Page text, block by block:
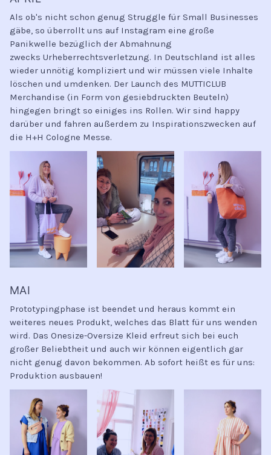
Als ob's nicht schon genug Struggle für Small Businesses
gäbe, so überrollt uns auf Instagram eine große
Panikwelle bezüglich der Abmahnung
zwecks Urheberrechtsverletzung. In Deutschland ist alles
wieder unnötig kompliziert und wir müssen viele Inhalte
löschen und umdenken. Der Launch des MUTTICLUB
Merchandise (in Form von gesiebdruckten Beuteln)
hingegen bringt so einiges ins Rollen. Wir sind happy
darüber und fahren außerdem zu Inspirationszwecken auf
die H+H Cologne Messe.
MAI
Prototypingphase ist beendet und heraus kommt ein
weiteres neues Produkt, welches das Blatt für uns wenden
wird. Das Onesize-Oversize Kleid erfreut sich bei euch
großer Beliebtheit und auch wir können eigentlich gar
nicht genug davon bekommen. Ab sofort heißt es für uns:
Produktion ausbauen!